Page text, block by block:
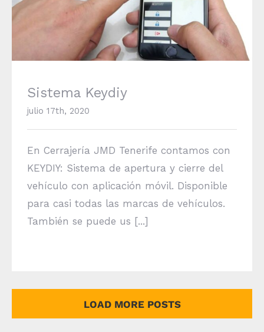
Sistema Keydiy
Sistema Keydiy
julio 17th, 2020
En Cerrajería JMD Tenerife contamos con
KEYDIY: Sistema de apertura y cierre del
vehículo con aplicación móvil. Disponible
para casi todas las marcas de vehículos.
También se puede us [...]
LOAD MORE POSTS